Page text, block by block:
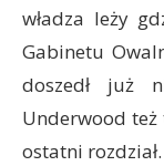
władza leży
Gabinetu
doszedł już
Underwood też
ostatni